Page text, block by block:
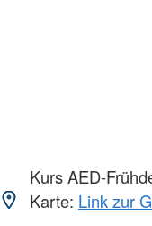
Kurs AED-
Karte: Link zur